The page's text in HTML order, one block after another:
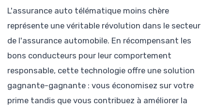
L'assurance auto télématique moins chère
représente une véritable révolution dans le secteur
de l'assurance automobile. En récompensant les
bons conducteurs pour leur comportement
responsable, cette technologie offre une solution
gagnante-gagnante : vous économisez sur votre
prime tandis que vous contribuez à améliorer la